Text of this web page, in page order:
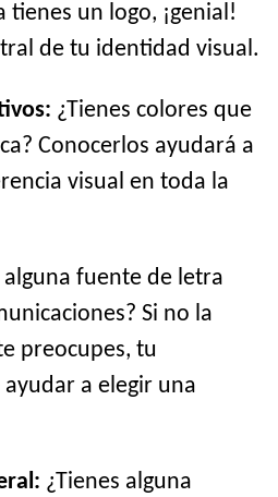
tienes un logo, ¡genial!
de tu identidad visual.
¿Tienes colores que
Conocerlos ayudará a
visual en toda la
alguna fuente de letra
Si no la
preocupes, tu
a elegir una
¿Tienes alguna